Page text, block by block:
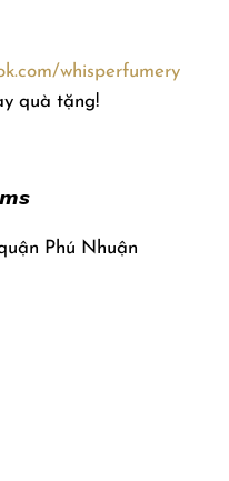
whisperfumery
quà tặng!
Phú Nhuận